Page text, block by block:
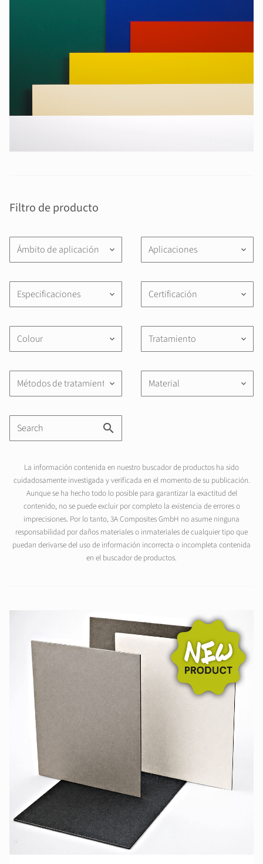
Filtro de producto
Ámbito de aplicación keyboard_arrow_down Aplicaciones keyboard_arrow_down
Especificaciones keyboard_arrow_down Certificación keyboard_arrow_down
Colour keyboard_arrow_down Tratamiento keyboard_arrow_down
Métodos de tratamientokeyboard_arrow_down Material keyboard_arrow_down
La información contenida en nuestro buscador de productos ha sido
cuidadosamente investigada y verificada en el momento de su publicación.
Aunque se ha hecho todo lo posible para garantizar la exactitud del
contenido, no se puede excluir por completo la existencia de errores o
imprecisiones. Por lo tanto, 3A Composites GmbH no asume ninguna
responsabilidad por daños materiales o inmateriales de cualquier tipo que
puedan derivarse del uso de información incorrecta o incompleta contenida
en el buscador de productos.